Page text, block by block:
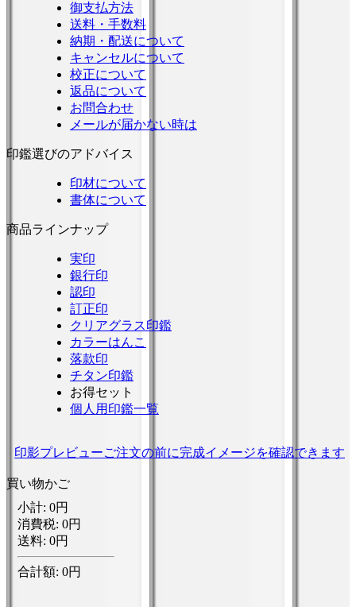
御支払方法
送料・手数料
納期・配送について
キャンセルについて
校正について
返品について
お問合わせ
メールが届かない時は
印鑑選びのアドバイス
印材について
書体について
商品ラインナップ
実印
銀行印
認印
訂正印
クリアグラス印鑑
カラーはんこ
落款印
チタン印鑑
お得セット
個人用印鑑一覧
印影プレビューご注文の前に完成イメージを確認できます
買い物かご